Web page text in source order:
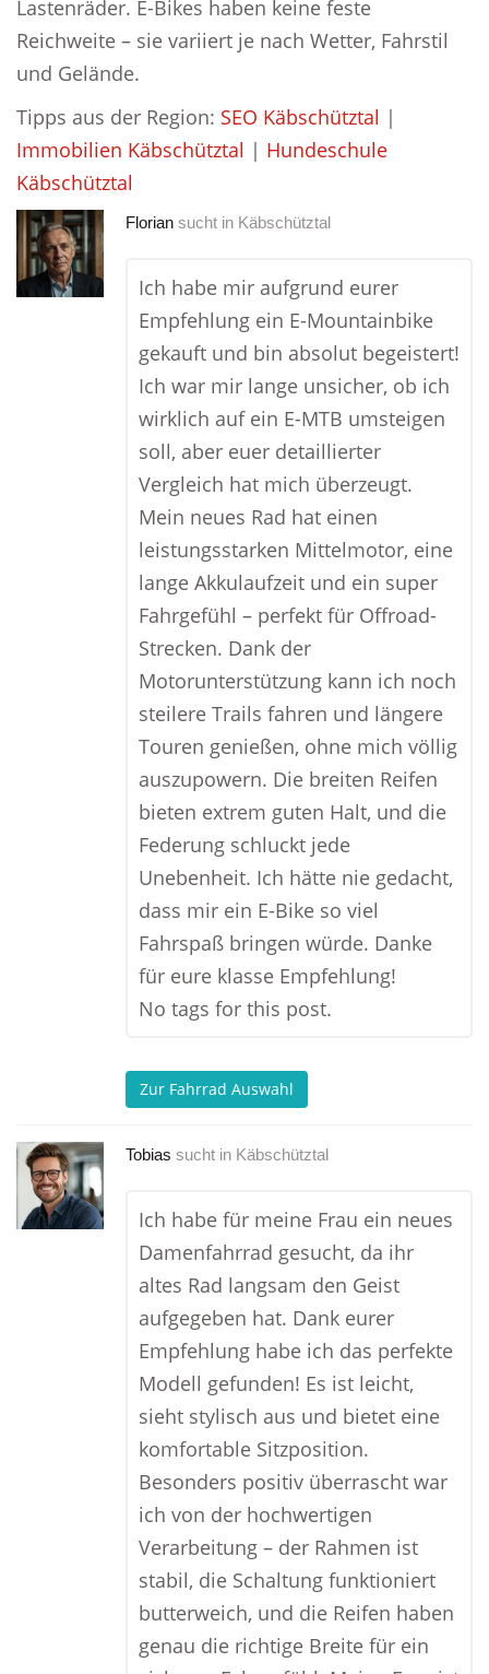
Lastenräder. E-Bikes haben keine feste
Reichweite – sie variiert je nach Wetter, Fahrstil
und Gelände.
Tipps aus der Region: SEO Käbschütztal |
Immobilien Käbschütztal | Hundeschule
Käbschütztal
Florian sucht in Käbschütztal
Ich habe mir aufgrund eurer
Empfehlung ein E-Mountainbike
gekauft und bin absolut begeistert!
Ich war mir lange unsicher, ob ich
wirklich auf ein E-MTB umsteigen
soll, aber euer detaillierter
Vergleich hat mich überzeugt.
Mein neues Rad hat einen
leistungsstarken Mittelmotor, eine
lange Akkulaufzeit und ein super
Fahrgefühl – perfekt für Offroad-
Strecken. Dank der
Motorunterstützung kann ich noch
steilere Trails fahren und längere
Touren genießen, ohne mich völlig
auszupowern. Die breiten Reifen
bieten extrem guten Halt, und die
Federung schluckt jede
Unebenheit. Ich hätte nie gedacht,
dass mir ein E-Bike so viel
Fahrspaß bringen würde. Danke
für eure klasse Empfehlung!
No tags for this post.
Zur Fahrrad Auswahl
Tobias sucht in Käbschütztal
Ich habe für meine Frau ein neues
Damenfahrrad gesucht, da ihr
altes Rad langsam den Geist
aufgegeben hat. Dank eurer
Empfehlung habe ich das perfekte
Modell gefunden! Es ist leicht,
sieht stylisch aus und bietet eine
komfortable Sitzposition.
Besonders positiv überrascht war
ich von der hochwertigen
Verarbeitung – der Rahmen ist
stabil, die Schaltung funktioniert
butterweich, und die Reifen haben
genau die richtige Breite für ein